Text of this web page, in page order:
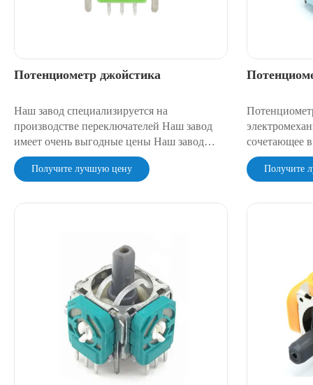
Потенциометр джойстика
Наш завод специализируется на
производстве переключателей Наш завод
имеет очень выгодные цены Наш завод
имеет очень надежное качество
Получите лучшую цену
сочетающее
управления
физически
Получите